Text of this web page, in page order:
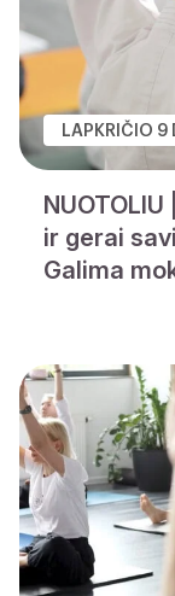
LAPKRIČIO 9
ir gerai
Galima